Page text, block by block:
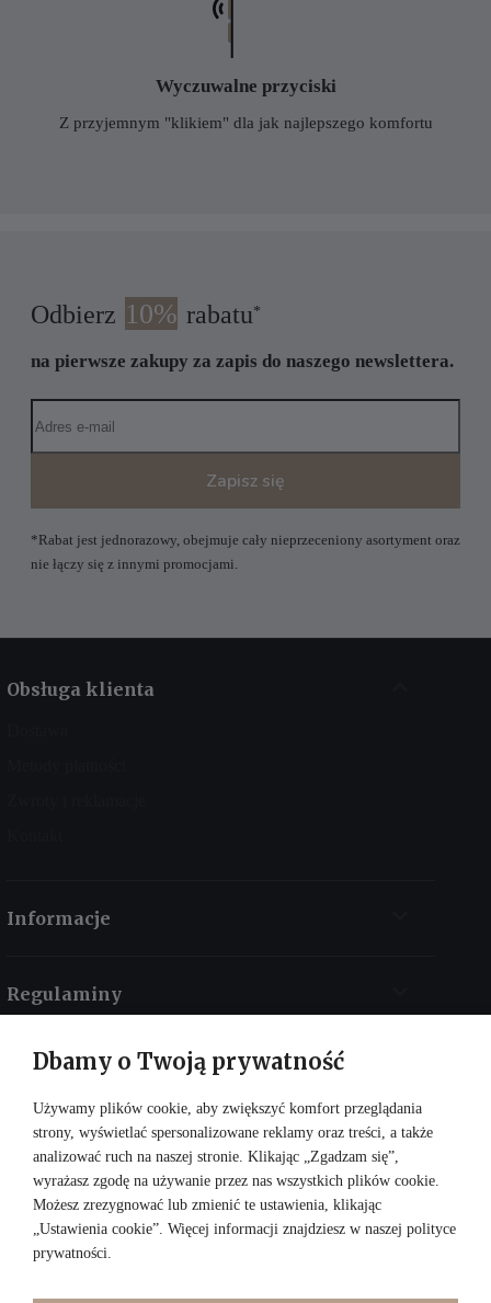
Wyczuwalne przyciski
Z przyjemnym "klikiem" dla jak najlepszego komfortu
Odbierz 10% rabatu *
na pierwsze zakupy za zapis do naszego newslettera.
Zapisz się
*Rabat jest jednorazowy, obejmuje cały nieprzeceniony asortyment oraz
nie łączy się z innymi promocjami.
Obsługa klienta
Informacje
Regulaminy
Kontakt
Dbamy o Twoją prywatność
Używamy plików cookie, aby zwiększyć komfort przeglądania
strony, wyświetlać spersonalizowane reklamy oraz treści, a także
analizować ruch na naszej stronie. Klikając „Zgadzam się”,
wyrażasz zgodę na używanie przez nas wszystkich plików cookie.
Możesz zrezygnować lub zmienić te ustawienia, klikając
„Ustawienia cookie”. Więcej informacji znajdziesz w naszej polityce
prywatności.